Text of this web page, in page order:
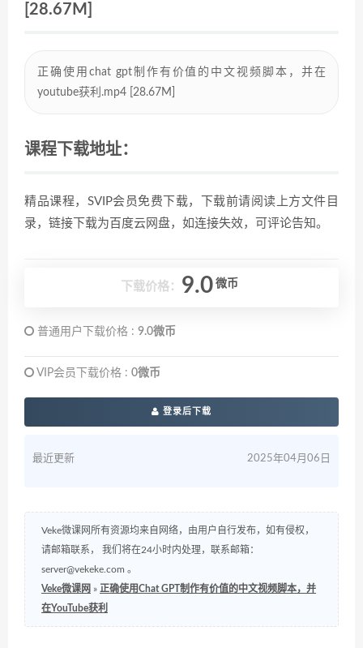
[28.67M]
正确使用chat gpt制作有价值的中文视频脚本，并在
youtube获利.mp4 [28.67M]
课程下载地址：
精品课程，SVIP会员免费下载，下载前请阅读上方文件目
录，链接下载为百度云网盘，如连接失效，可评论告知。
下载价格： 9.0 微币
普通用户下载价格 : 9.0微币
VIP会员下载价格 : 0微币
登录后下载
最近更新 2025年04月06日
Veke微课网所有资源均来自网络，由用户自行发布，如有侵权，
请邮箱联系， 我们将在24小时内处理，联系邮箱：
server@vekeke.com 。
Veke微课网 » 正确使用Chat GPT制作有价值的中文视频脚本，并
在YouTube获利